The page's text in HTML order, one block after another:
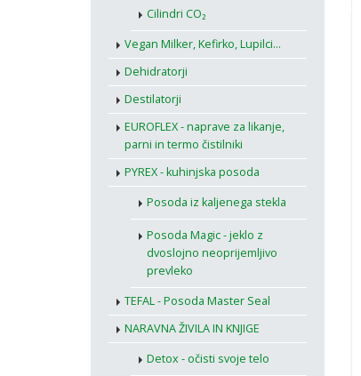
Cilindri CO₂
Vegan Milker, Kefirko, Lupilci...
Dehidratorji
Destilatorji
EUROFLEX - naprave za likanje,
parni in termo čistilniki
PYREX - kuhinjska posoda
Posoda iz kaljenega stekla
Posoda Magic - jeklo z
dvoslojno neoprijemljivo
prevleko
TEFAL - Posoda Master Seal
NARAVNA ŽIVILA IN KNJIGE
Detox - očisti svoje telo